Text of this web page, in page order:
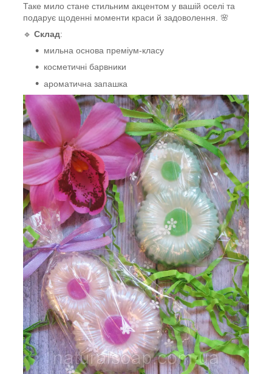
Таке мило стане стильним акцентом у вашій оселі та
подарує щоденні моменти краси й задоволення. 🌸
🔹 Склад:
мильна основа преміум-класу
косметичні барвники
ароматична запашка